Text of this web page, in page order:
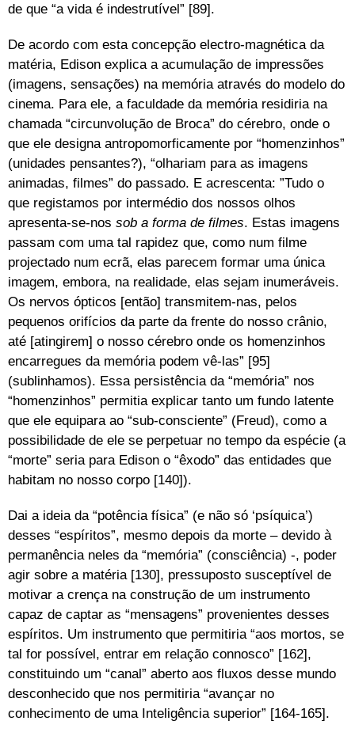
de que “a vida é indestrutível” [89].
De acordo com esta concepção electro-magnética da
matéria, Edison explica a acumulação de impressões
(imagens, sensações) na memória através do modelo do
cinema. Para ele, a faculdade da memória residiria na
chamada “circunvolução de Broca” do cérebro, onde o
que ele designa antropomorficamente por “homenzinhos”
(unidades pensantes?), “olhariam para as imagens
animadas, filmes” do passado. E acrescenta: ”Tudo o
que registamos por intermédio dos nossos olhos
apresenta-se-nos sob a forma de filmes. Estas imagens
passam com uma tal rapidez que, como num filme
projectado num ecrã, elas parecem formar uma única
imagem, embora, na realidade, elas sejam inumeráveis.
Os nervos ópticos [então] transmitem-nas, pelos
pequenos orifícios da parte da frente do nosso crânio,
até [atingirem] o nosso cérebro onde os homenzinhos
encarregues da memória podem vê-las” [95]
(sublinhamos). Essa persistência da “memória” nos
“homenzinhos” permitia explicar tanto um fundo latente
que ele equipara ao “sub-consciente” (Freud), como a
possibilidade de ele se perpetuar no tempo da espécie (a
“morte” seria para Edison o “êxodo” das entidades que
habitam no nosso corpo [140]).
Dai a ideia da “potência física” (e não só ‘psíquica’)
desses “espíritos”, mesmo depois da morte – devido à
permanência neles da “memória” (consciência) -, poder
agir sobre a matéria [130], pressuposto susceptível de
motivar a crença na construção de um instrumento
capaz de captar as “mensagens” provenientes desses
espíritos. Um instrumento que permitiria “aos mortos, se
tal for possível, entrar em relação connosco” [162],
constituindo um “canal” aberto aos fluxos desse mundo
desconhecido que nos permitiria “avançar no
conhecimento de uma Inteligência superior” [164-165].